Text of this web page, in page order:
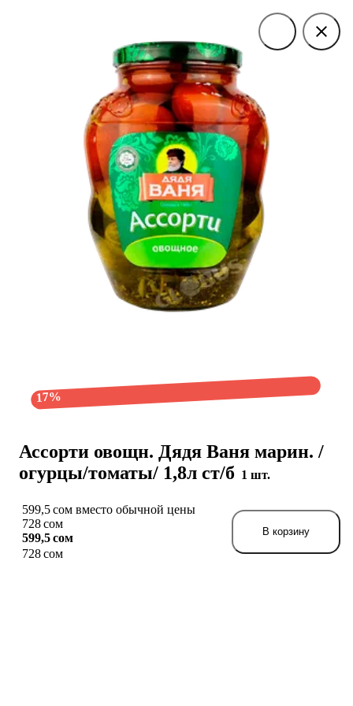
Ассорти овощн. Дядя Ваня марин. /
огурцы/томаты/ 1,8л ст/б 1 шт.
17%
599,5 сом вместо обычной цены
728 сом
599,5 сом
728 сом
В корзину